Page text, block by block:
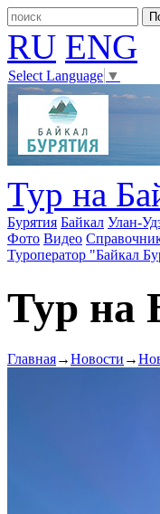
RU ENG
Select Language ▼
Тур на
Бурятия Байкал Улан-
Фото Видео
Туроператор "Байкал
Тур на
Главная→Новости →